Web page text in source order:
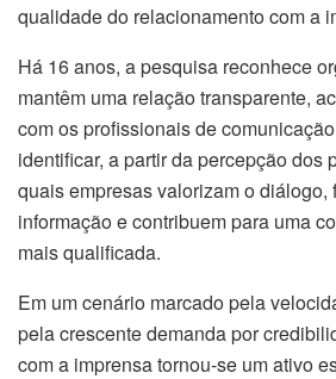
qualidade do relacionamento com a
Há 16 anos, a pesquisa reconhece
mantêm uma relação transparente,
com os profissionais de
identificar, a partir da percepção dos
quais empresas valorizam o diálogo,
informação e contribuem para uma
mais qualificada.
Em um cenário marcado pela
pela crescente demanda por
com a imprensa tornou-se um ativo